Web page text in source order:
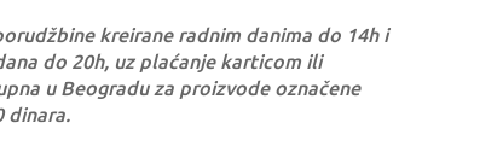
kreirane radnim danima do 14h i
do 20h, uz plaćanje karticom ili
u Beogradu za proizvode označene
dinara.